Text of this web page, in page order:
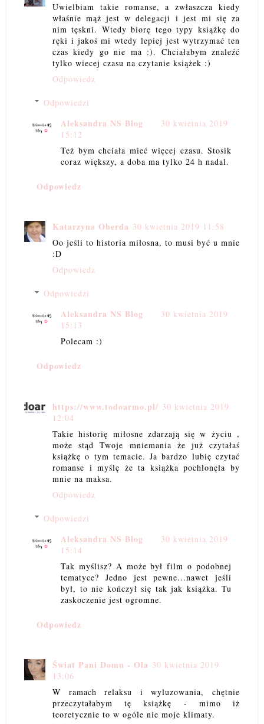
Uwielbiam takie romanse, a zwłaszcza kiedy
właśnie mąż jest w delegacji i jest mi się za
nim tęskni. Wtedy biorę tego typy książkę do
ręki i jakoś mi wtedy lepiej jest wytrzymać ten
czas kiedy go nie ma :). Chciałabym znaleźć
tylko wiecej czasu na czytanie książek :)
Odpowiedz
Odpowiedzi
Aleksandra NS Blog
30 kwietnia 2019
15:12
Też bym chciała mieć więcej czasu. Stosik
coraz większy, a doba ma tylko 24 h nadal.
Odpowiedz
Katarzyna Oberda 30 kwietnia 2019 11:58
Oo jeśli to historia miłosna, to musi być u mnie
:D
Odpowiedz
Odpowiedzi
Aleksandra NS Blog
30 kwietnia 2019
15:13
Polecam :)
Odpowiedz
https://www.todoarmo.pl/ 30 kwietnia 2019
12:04
Takie historię miłosne zdarzają się w życiu ,
może stąd Twoje mniemania że już czytałaś
książkę o tym temacie. Ja bardzo lubię czytać
romanse i myślę że ta książka pochłonęła by
mnie na maksa.
Odpowiedz
Odpowiedzi
Aleksandra NS Blog
30 kwietnia 2019
15:14
Tak myślisz? A może był film o podobnej
tematyce? Jedno jest pewne...nawet jeśli
był, to nie kończył się tak jak książka. Tu
zaskoczenie jest ogromne.
Odpowiedz
Świat Pani Domu - Ola 30 kwietnia 2019
13:06
W ramach relaksu i wyluzowania, chętnie
przeczytałabym tę książkę - mimo iż
teoretycznie to w ogóle nie moje klimaty.